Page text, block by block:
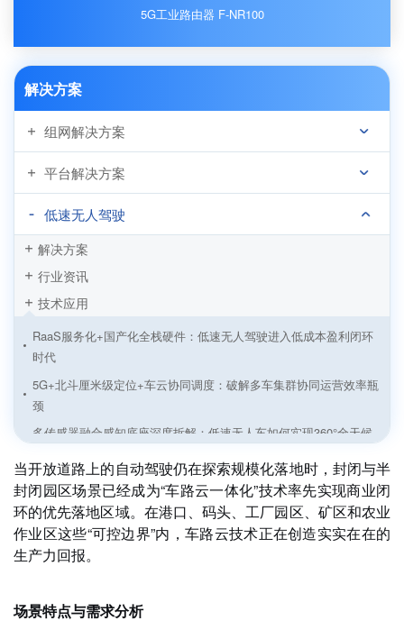
5G工业路由器 F-NR100
解决方案
组网解决方案
平台解决方案
低速无人驾驶
解决方案
行业资讯
技术应用
RaaS服务化+国产化全栈硬件：低速无人驾驶进入低成本盈利闭环
时代
5G+北斗厘米级定位+车云协同调度：破解多车集群协同运营效率瓶
颈
多传感器融合感知底座深度拆解：低速无人车如何实现360°全天候
轻量化无图化算法成主流！2026低速自动驾驶告别高精地图重部署
痛点
矿区无人驾驶——在“卫星信号拒止”与“漫天粉尘”中突围
无人环卫——在“厘米级贴边”与“全天候作业”间寻找平衡
双剑合璧：Meteor与Genario如何斩断自动驾驶的“长尾”
当开放道路上的自动驾驶仍在探索规模化落地时，封闭与半
封闭园区场景已经成为“车路云一体化”技术率先实现商业闭
环的优先落地区域。在港口、码头、工厂园区、矿区和农业
作业区这些“可控边界”内，车路云技术正在创造实实在在的
生产力回报。
场景特点与需求分析